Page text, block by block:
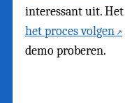
interessant uit.
het proces volgen
demo proberen.